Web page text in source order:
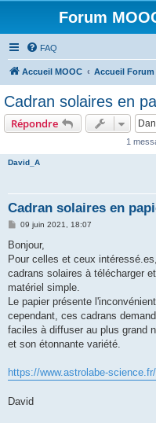
Forum
FAQ
Accueil MOOC Accueil Forum
Cadran solaires en
Répondre
1
David_A
Cadran solaires en
M
s
a
g
09 juin 2021, 18:07
Bonjour,
Pour celles et ceux
cadrans solaires à télécharger
matériel simple.
Le papier présente
cependant, ces cadrans
faciles à diffuser au plus grand
et son étonnante variété.
https://www.astrolabe-
David